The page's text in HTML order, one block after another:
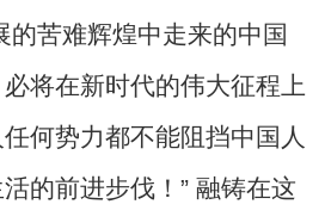
的苦难辉煌中走来的中国
将在新时代的伟大征程上
何势力都不能阻挡中国人
的前进步伐！” 融铸在这